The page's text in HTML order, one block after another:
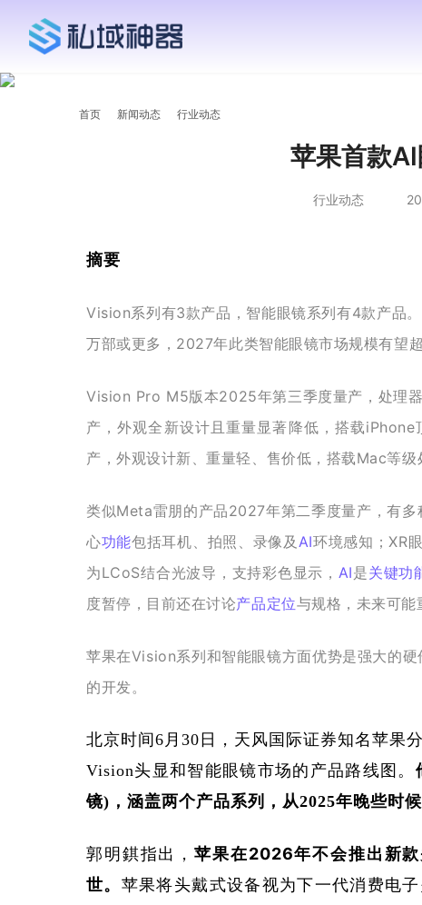
首页 新闻动态 行业动态
苹果首款
行业动态
摘要
Vision系列有3款产品，智能眼镜系列有4款产品
万部或更多，2027年此类智能眼镜市场规模有望
Vision Pro M5版本2025年第三季度量产，处理
产，外观全新设计且重量显著降低，搭载
产，外观设计新、重量轻、售价低，搭载Mac等级
类似Meta雷朋的产品2027年第二季度量产，有
心功能包括耳机、拍照、录像及 AI环境感知；XR
为LCoS结合光波导，支持彩色显示， AI是关键功
度暂停，目前还在讨论产品定位与规格，未来可能
苹果在Vision系列和智能眼镜方面优势是强大的
的开发。
北京时间6月30日，天风国际证券知名苹果
Vision头显和智能眼镜市场的产品路线图。
镜)，涵盖两个产品系列，从2025年晚些时候
郭明錤指出，苹果在2026年不会推出新
世。 苹果将头戴式设备视为下一代消费电